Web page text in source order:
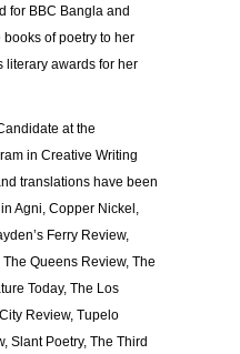
for BBC Bangla and
of poetry to her
literary awards for her
at the
in Creative Writing
translations have been
Agni, Copper Nickel,
Ferry Review,
Queens Review, The
Today, The Los
Review, Tupelo
Slant Poetry, The Third